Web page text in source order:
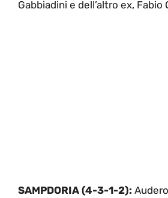
Gabbiadini e dell’altro ex, Fabio
SAMPDORIA (4-3-1-2):